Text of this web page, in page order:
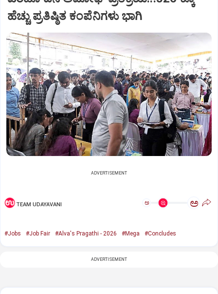
ಹೆಚ್ಚು ಪ್ರತಿಷ್ಠಿತ ಕಂಪೆನಿಗಳು ಭಾಗಿ
ADVERTISEMENT
TEAM UDAYAVANI ಅ ಅ
#Jobs #Job Fair #Alva's Pragathi - 2026 #Mega #Concludes
ADVERTISEMENT